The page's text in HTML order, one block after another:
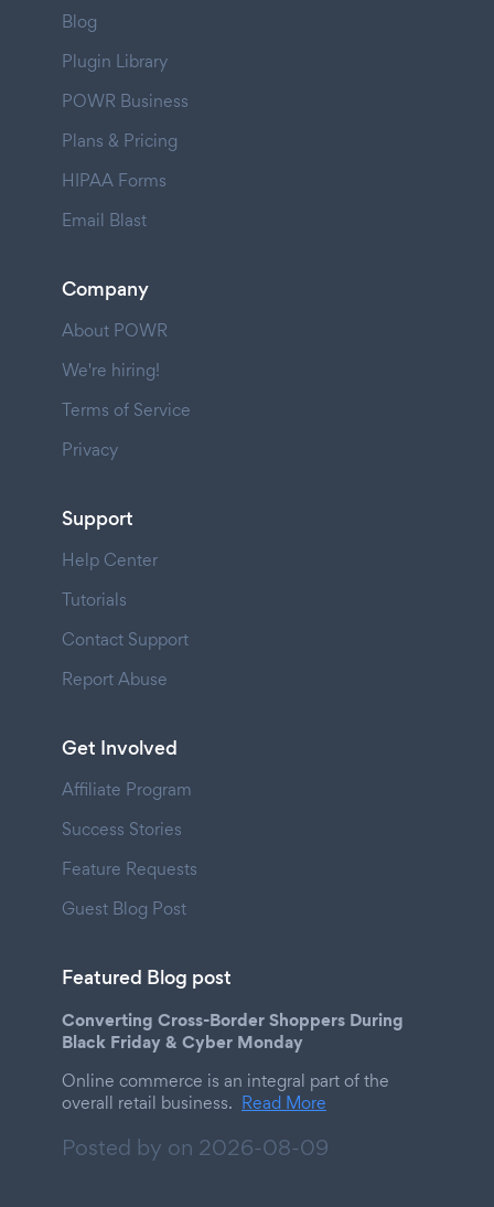
Blog
Plugin Library
POWR Business
Plans & Pricing
HIPAA Forms
Email Blast
Company
About POWR
We're hiring!
Terms of Service
Privacy
Support
Help Center
Tutorials
Contact Support
Report Abuse
Get Involved
Affiliate Program
Success Stories
Feature Requests
Guest Blog Post
Featured Blog post
Converting Cross-Border Shoppers During
Black Friday & Cyber Monday
Online commerce is an integral part of the
overall retail business. Read More
Posted by on 2026-08-09